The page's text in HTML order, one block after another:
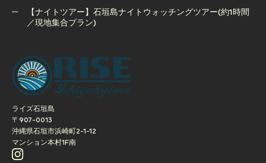
【ナイトツアー】石垣島ナイトウォッチングツアー(約1時間
／現地集合プラン)
／現地集合プラン)
ライズ石垣島
〒907-0013
沖縄県石垣市浜崎町2-1-12
マンション本村1F南